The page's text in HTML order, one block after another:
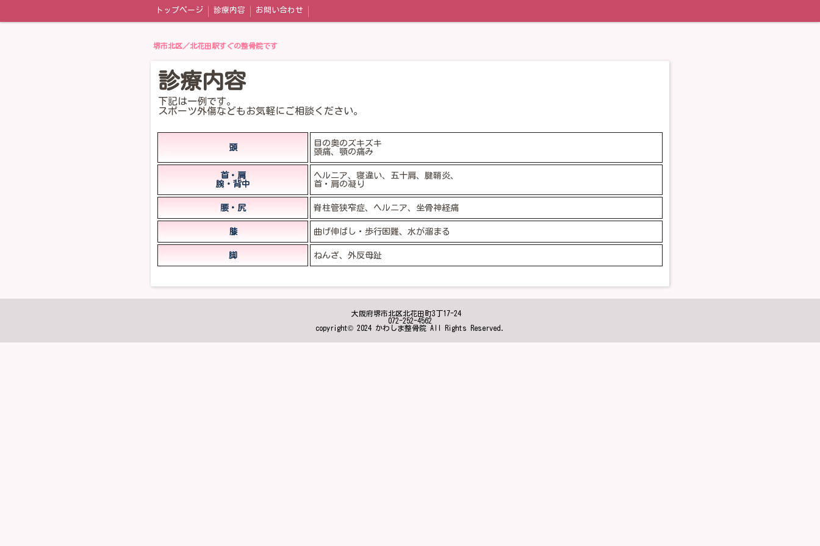
トップページ 診療内容 お問い合わせ
堺市北区／北花田駅すぐの整骨院です
診療内容
下記は一例です。
スポーツ外傷などもお気軽にご相談ください。
頭
目の奥のズキズキ
頭痛、顎の痛み
首・肩
腕・背中
ヘルニア、寝違い、五十肩、腱鞘炎、
首・肩の凝り
腰・尻 脊柱管狭窄症、ヘルニア、坐骨神経痛
膝 曲げ伸ばし・歩行困難、水が溜まる
脚 ねんざ、外反母趾
大阪府堺市北区北花田町3丁17-24
072-252-4562
copyright© 2024 かわしま整骨院 All Rights Reserved.